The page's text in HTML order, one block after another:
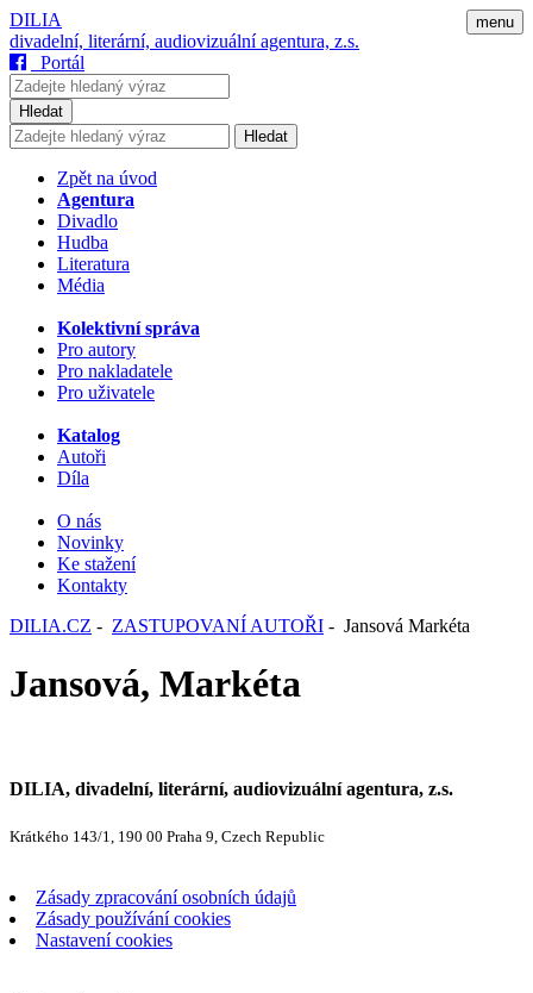
menu
DILIA
divadelní, literární, audiovizuální agentura, z.s.
Portál
Hledat
Hledat
Zpět na úvod
Agentura
Divadlo
Hudba
Literatura
Média
Kolektivní správa
Pro autory
Pro nakladatele
Pro uživatele
Katalog
Autoři
Díla
O nás
Novinky
Ke stažení
Kontakty
DILIA.CZ - ZASTUPOVANÍ AUTOŘI - Jansová Markéta
Jansová, Markéta
DILIA, divadelní, literární, audiovizuální agentura, z.s.
Krátkého 143/1, 190 00 Praha 9, Czech Republic
Zásady zpracování osobních údajů
Zásady používání cookies
Nastavení cookies